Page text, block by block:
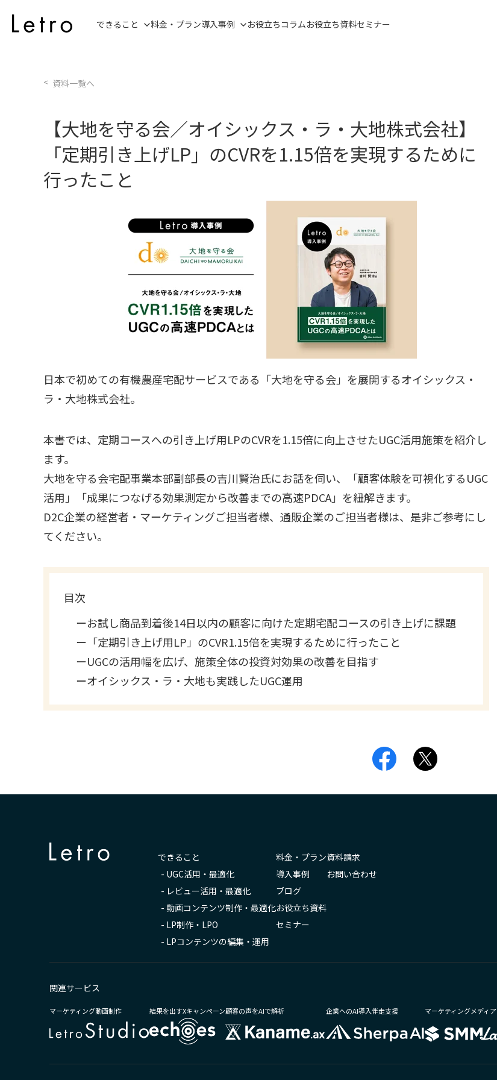
できること 料金・プラン導入事例 お役立ちコラムお役立ち資料セミナー
資料一覧へ
【大地を守る会／オイシックス・ラ・大地株式会社】
「定期引き上げLP」のCVRを1.15倍を実現するために
行ったこと
日本で初めての有機農産宅配サービスである「大地を守る会」を展開するオイシックス・
ラ・大地株式会社。
本書では、定期コースへの引き上げ用LPのCVRを1.15倍に向上させたUGC活用施策を紹介し
ます。
大地を守る会宅配事業本部副部長の吉川賢治氏にお話を伺い、「顧客体験を可視化するUGC
活用」「成果につなげる効果測定から改善までの高速PDCA」を紐解きます。
D2C企業の経営者・マーケティングご担当者様、通販企業のご担当者様は、是非ご参考にし
てください。
目次
ーお試し商品到着後14日以内の顧客に向けた定期宅配コースの引き上げに課題
ー「定期引き上げ用LP」のCVR1.15倍を実現するために行ったこと
ーUGCの活用幅を広げ、施策全体の投資対効果の改善を目指す
ーオイシックス・ラ・大地も実践したUGC運用
できること
- UGC活用・最適化
- レビュー活用・最適化
- 動画コンテンツ制作・最適化
- LP制作・LPO
- LPコンテンツの編集・運用
料金・プラン
導入事例
ブログ
お役立ち資料
セミナー
資料請求
お問い合わせ
関連サービス
マーケティング動画制作 結果を出すXキャンペーン顧客の声をAIで解析 企業へのAI導入伴走支援 マーケティングメディア